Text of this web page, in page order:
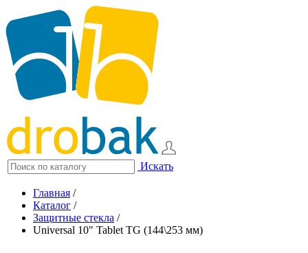
Искать
Главная /
Каталог /
Защитные стекла /
Universal 10" Tablet TG (144\253 мм)